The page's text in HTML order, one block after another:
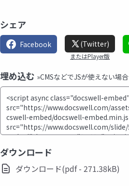
シェア
Facebook (Twitter)
またはPlayer版
埋め込む »CMSなどでJSが使えない場合
ダウンロード
ダウンロード(pdf - 271.38kB)